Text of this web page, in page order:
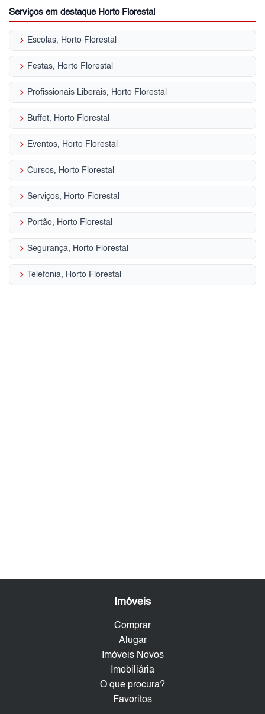
Serviços em destaque Horto Florestal
keyboard_arrow_right Escolas, Horto Florestal
keyboard_arrow_right Festas, Horto Florestal
keyboard_arrow_right Profissionais Liberais, Horto Florestal
keyboard_arrow_right Buffet, Horto Florestal
keyboard_arrow_right Eventos, Horto Florestal
keyboard_arrow_right Cursos, Horto Florestal
keyboard_arrow_right Serviços, Horto Florestal
keyboard_arrow_right Portão, Horto Florestal
keyboard_arrow_right Segurança, Horto Florestal
keyboard_arrow_right Telefonia, Horto Florestal
Imóveis
Comprar
Alugar
Imóveis Novos
Imobiliária
O que procura?
Favoritos